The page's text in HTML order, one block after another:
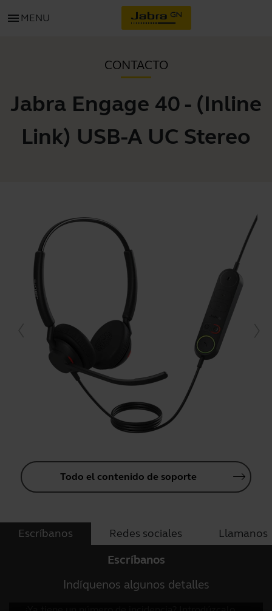
menu MENU
CONTACTO
Jabra Engage 40 - (Inline
Link) USB-A UC Stereo
Todo el contenido de soporte
Escríbanos Redes sociales Llamanos
Escríbanos
Indíquenos algunos detalles